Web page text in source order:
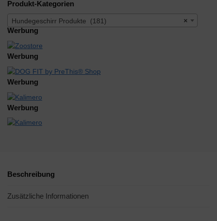
Produkt-Kategorien
×
Hundegeschirr Produkte (181)
Werbung
Werbung
Werbung
Werbung
Beschreibung
Zusätzliche Informationen